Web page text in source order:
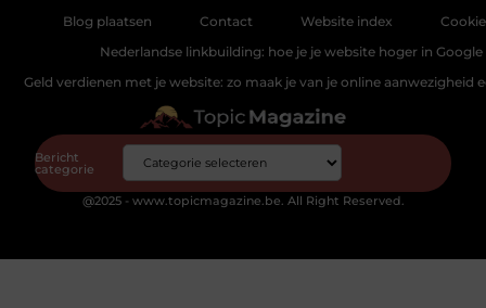
Blog plaatsen
Contact Website index
Nederlandse linkbuilding: hoe je je website hoger in
Geld verdienen met je website: zo maak je van je online aanwezigheid
Bericht
categorie
@2025 - www.topicmagazine.be. All Right Reserved.